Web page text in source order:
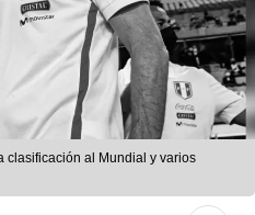
clasificación al Mundial y varios